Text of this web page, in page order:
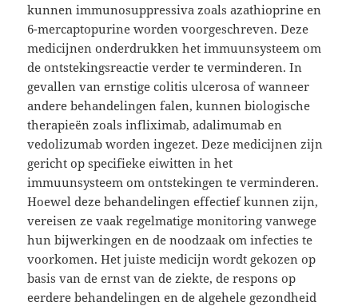
kunnen immunosuppressiva zoals azathioprine en
6-mercaptopurine worden voorgeschreven. Deze
medicijnen onderdrukken het immuunsysteem om
de ontstekingsreactie verder te verminderen. In
gevallen van ernstige colitis ulcerosa of wanneer
andere behandelingen falen, kunnen biologische
therapieën zoals infliximab, adalimumab en
vedolizumab worden ingezet. Deze medicijnen zijn
gericht op specifieke eiwitten in het
immuunsysteem om ontstekingen te verminderen.
Hoewel deze behandelingen effectief kunnen zijn,
vereisen ze vaak regelmatige monitoring vanwege
hun bijwerkingen en de noodzaak om infecties te
voorkomen. Het juiste medicijn wordt gekozen op
basis van de ernst van de ziekte, de respons op
eerdere behandelingen en de algehele gezondheid